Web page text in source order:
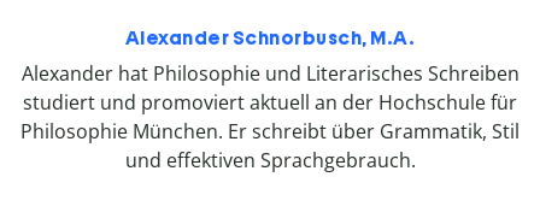
Alexander Schnorbusch, M.A.
Alexander hat Philosophie und Literarisches Schreiben
studiert und promoviert aktuell an der Hochschule für
Philosophie München. Er schreibt über Grammatik, Stil
und effektiven Sprachgebrauch.